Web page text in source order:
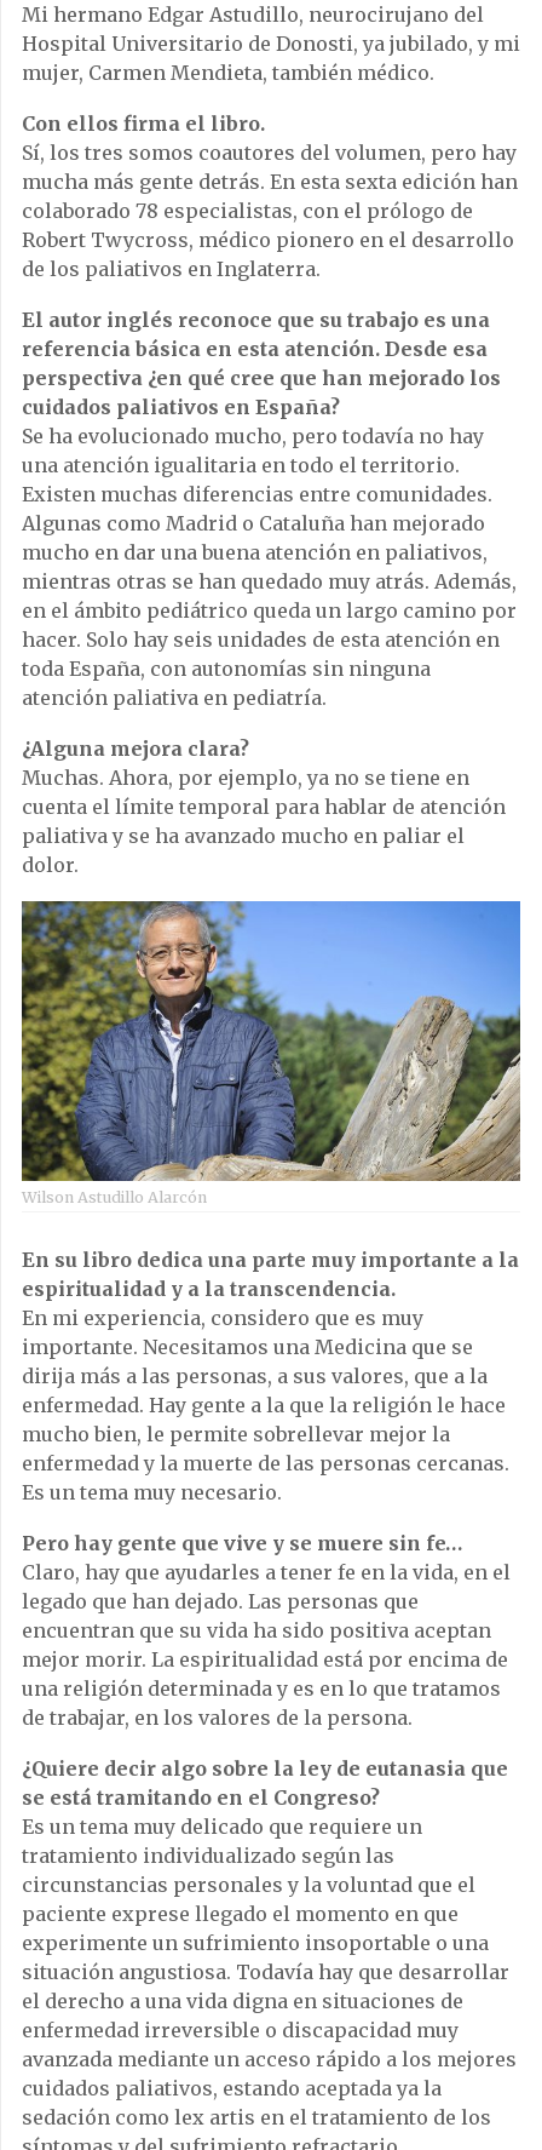
Mi hermano Edgar Astudillo, neurocirujano del
Hospital Universitario de Donosti, ya jubilado, y mi
mujer, Carmen Mendieta, también médico.
Con ellos firma el libro.
Sí, los tres somos coautores del volumen, pero hay
mucha más gente detrás. En esta sexta edición han
colaborado 78 especialistas, con el prólogo de
Robert Twycross, médico pionero en el desarrollo
de los paliativos en Inglaterra.
El autor inglés reconoce que su trabajo es una
referencia básica en esta atención. Desde esa
perspectiva ¿en qué cree que han mejorado los
cuidados paliativos en España?
Se ha evolucionado mucho, pero todavía no hay
una atención igualitaria en todo el territorio.
Existen muchas diferencias entre comunidades.
Algunas como Madrid o Cataluña han mejorado
mucho en dar una buena atención en paliativos,
mientras otras se han quedado muy atrás. Además,
en el ámbito pediátrico queda un largo camino por
hacer. Solo hay seis unidades de esta atención en
toda España, con autonomías sin ninguna
atención paliativa en pediatría.
¿Alguna mejora clara?
Muchas. Ahora, por ejemplo, ya no se tiene en
cuenta el límite temporal para hablar de atención
paliativa y se ha avanzado mucho en paliar el
dolor.
Wilson Astudillo Alarcón
En su libro dedica una parte muy importante a la
espiritualidad y a la transcendencia.
En mi experiencia, considero que es muy
importante. Necesitamos una Medicina que se
dirija más a las personas, a sus valores, que a la
enfermedad. Hay gente a la que la religión le hace
mucho bien, le permite sobrellevar mejor la
enfermedad y la muerte de las personas cercanas.
Es un tema muy necesario.
Pero hay gente que vive y se muere sin fe…
Claro, hay que ayudarles a tener fe en la vida, en el
legado que han dejado. Las personas que
encuentran que su vida ha sido positiva aceptan
mejor morir. La espiritualidad está por encima de
una religión determinada y es en lo que tratamos
de trabajar, en los valores de la persona.
¿Quiere decir algo sobre la ley de eutanasia que
se está tramitando en el Congreso?
Es un tema muy delicado que requiere un
tratamiento individualizado según las
circunstancias personales y la voluntad que el
paciente exprese llegado el momento en que
experimente un sufrimiento insoportable o una
situación angustiosa. Todavía hay que desarrollar
el derecho a una vida digna en situaciones de
enfermedad irreversible o discapacidad muy
avanzada mediante un acceso rápido a los mejores
cuidados paliativos, estando aceptada ya la
sedación como lex artis en el tratamiento de los